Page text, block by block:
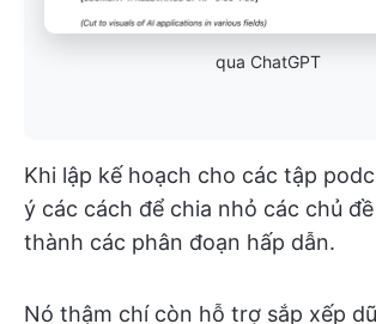
qua ChatGPT
Khi lập kế hoạch cho các tập
ý các cách để chia nhỏ các chủ
thành các phân đoạn hấp dẫn.
Nó thậm chí còn hỗ trợ sắp xếp